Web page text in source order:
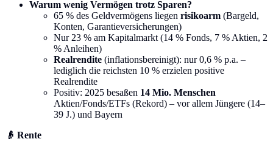
Warum wenig Vermögen trotz Sparen?
65 % des Geldvermögens liegen risikoarm (Bargeld,
Konten, Garantieversicherungen)
Nur 23 % am Kapitalmarkt (14 % Fonds, 7 % Aktien, 2
% Anleihen)
Realrendite (inflationsbereinigt): nur 0,6 % p.a. –
lediglich die reichsten 10 % erzielen positive
Realrendite
Positiv: 2025 besaßen 14 Mio. Menschen
Aktien/Fonds/ETFs (Rekord) – vor allem Jüngere (14–
39 J.) und Bayern
👴 Rente